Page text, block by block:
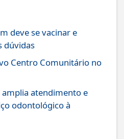
deve se vacinar e
dúvidas
Centro Comunitário no
amplia atendimento e
odontológico à